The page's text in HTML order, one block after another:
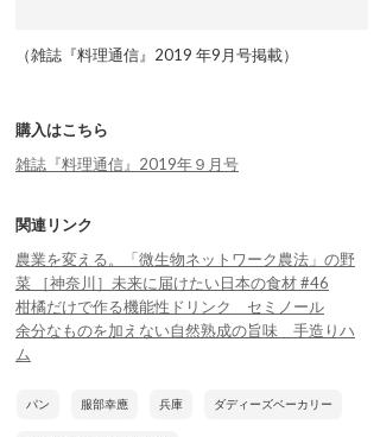
（雑誌『料理通信』2019 年9月号掲載）
購入はこちら
雑誌『料理通信』2019年９月号
関連リンク
農業を変える。「微生物ネットワーク農法」の野
菜 ［神奈川］未来に届けたい日本の食材 #46
柑橘だけで作る機能性ドリンク セミノール
余分なものを加えない自然熟成の旨味 手造りハ
ム
パン 服部幸應 兵庫 ダディーズベーカリー